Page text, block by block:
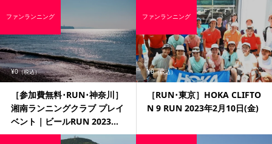
¥0（税込）
［参加費無料･RUN･神奈川］
湘南ランニングクラブ プレイ
ベント｜ビールRUN 2023...
ファンランニング
¥0（税込）
［RUN･東京］HOKA CLIFTO
N 9 RUN 2023年2月10日(金)
ファンランニング